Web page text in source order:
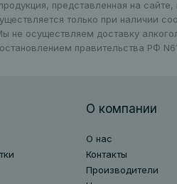
представленная на
только при наличии
не осуществляем доставку
правительства РФ
О компании
О нас
Контакты
Производители